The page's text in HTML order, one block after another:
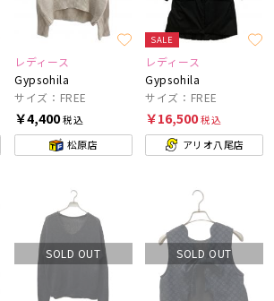
レディース
Gypsohila
サイズ：FREE
￥4,400税込
松原店
SALE
レディース
Gypsohila
サイズ：FREE
￥16,500税込
アリオ八尾店
SOLD OUT SOLD OUT